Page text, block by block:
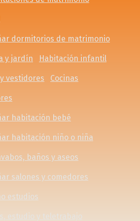
dormitorios de matrimonio
y jardín Habitación infantil
vestidores Cocinas
habitación bebé
habitación niño o niña
baños y aseos
salones y comedores
estudios
estudio y teletrabajo